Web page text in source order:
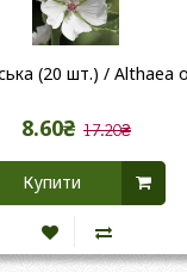
(20 шт.) / Althaea
8.60₴ 17.20₴
Купити